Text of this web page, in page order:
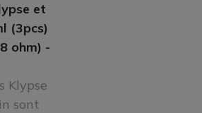
et
(3pcs)
ohm) -
Klypse
sont